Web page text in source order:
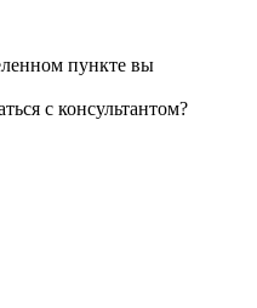
пункте вы
с консультантом?